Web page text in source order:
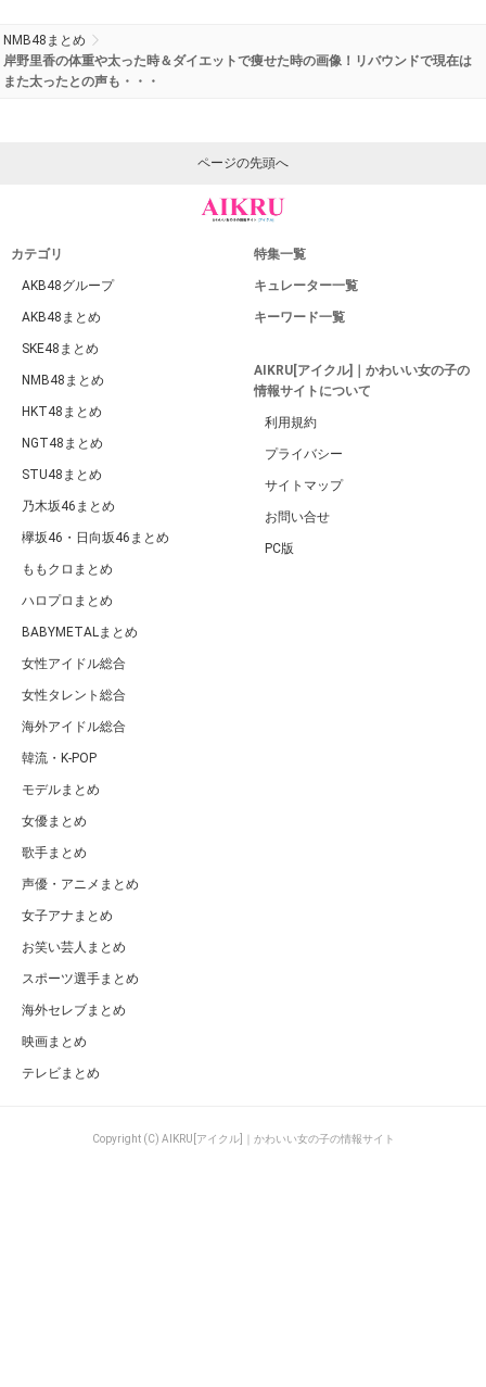
NMB48まとめ
岸野里香の体重や太った時＆ダイエットで痩せた時の画像！リバウンドで現在は
また太ったとの声も・・・
ページの先頭へ
カテゴリ
AKB48グループ
AKB48まとめ
SKE48まとめ
NMB48まとめ
HKT48まとめ
NGT48まとめ
STU48まとめ
乃木坂46まとめ
欅坂46・日向坂46まとめ
ももクロまとめ
ハロプロまとめ
BABYMETALまとめ
女性アイドル総合
女性タレント総合
海外アイドル総合
韓流・K-POP
モデルまとめ
女優まとめ
歌手まとめ
声優・アニメまとめ
女子アナまとめ
お笑い芸人まとめ
スポーツ選手まとめ
海外セレブまとめ
映画まとめ
テレビまとめ
特集一覧
キュレーター一覧
キーワード一覧
AIKRU[アイクル]｜かわいい女の子の
情報サイトについて
利用規約
プライバシー
サイトマップ
お問い合せ
PC版
Copyright (C) AIKRU[アイクル]｜かわいい女の子の情報サイト